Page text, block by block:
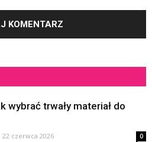
wybrać trwały materiał do
22 czerwca 2026 0